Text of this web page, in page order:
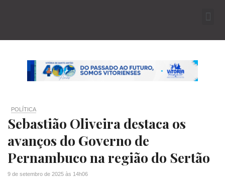
POLÍTICA
Sebastião Oliveira destaca os
avanços do Governo de
Pernambuco na região do Sertão
9 de setembro de 2025 às 14h06